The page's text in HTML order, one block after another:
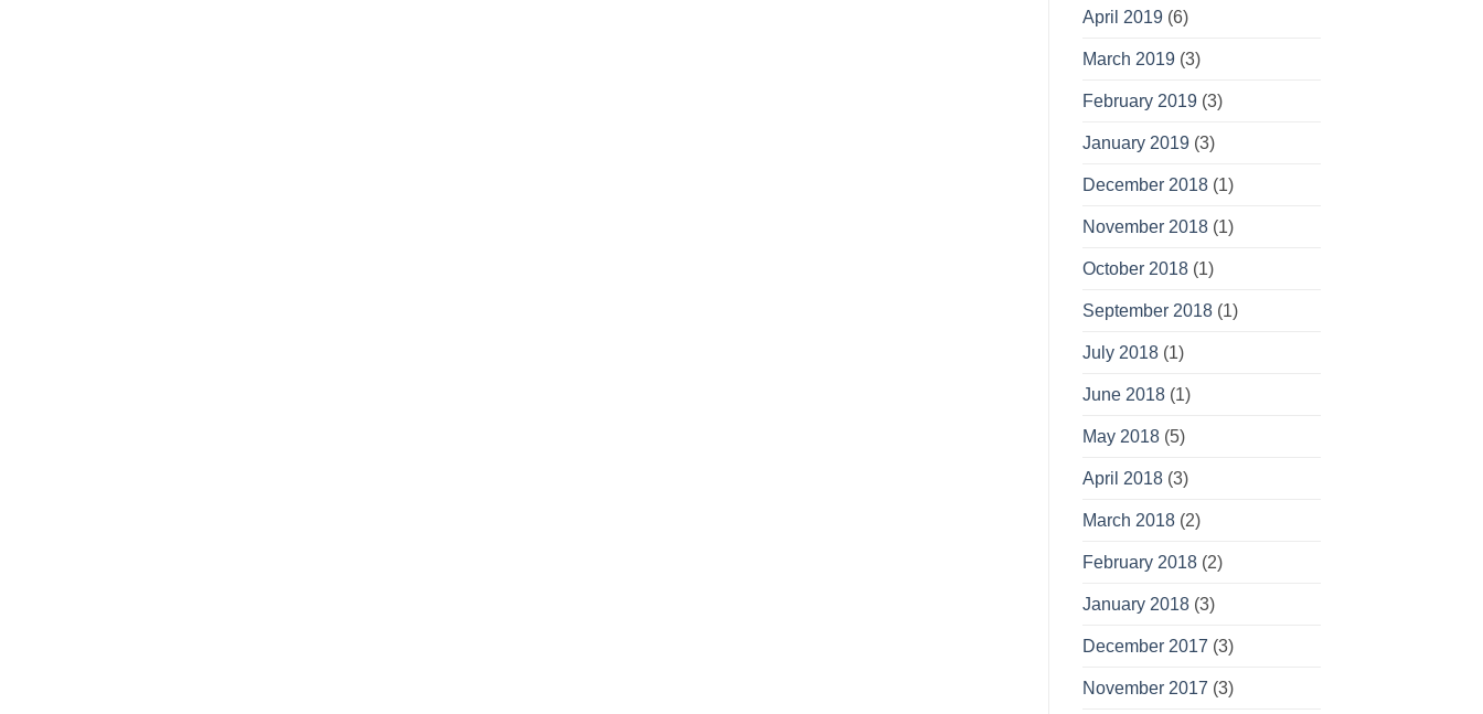
April 2019(6)
March 2019(3)
February 2019(3)
January 2019(3)
December 2018(1)
November 2018(1)
October 2018(1)
September 2018(1)
July 2018(1)
June 2018(1)
May 2018(5)
April 2018(3)
March 2018(2)
February 2018(2)
January 2018(3)
December 2017 (3)
November 2017 (3)